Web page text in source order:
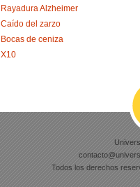
Rayadura Alzheimer
Caído del zarzo
Bocas de ceniza
X10
Todos los derechos